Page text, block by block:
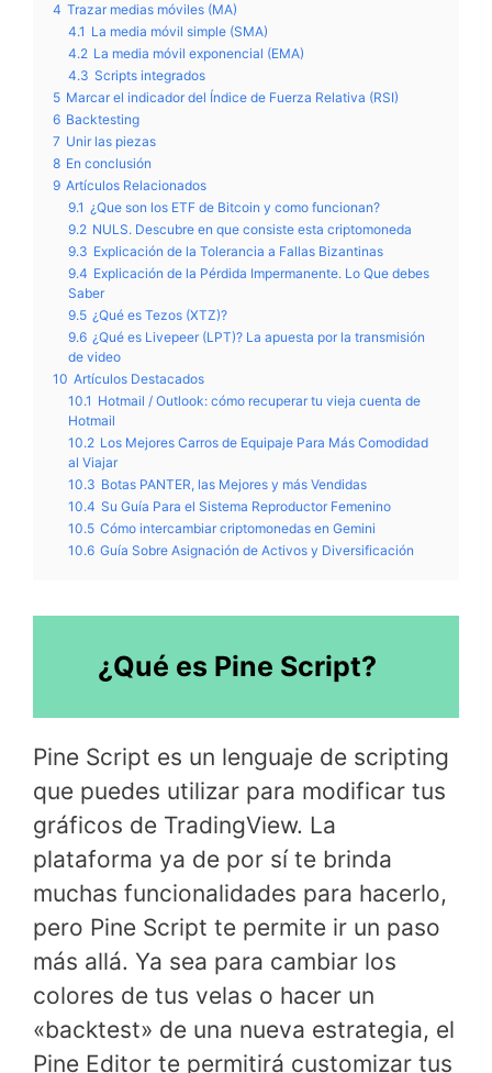
4 Trazar medias móviles (MA)
4.1 La media móvil simple (SMA)
4.2 La media móvil exponencial (EMA)
4.3 Scripts integrados
5 Marcar el indicador del Índice de Fuerza Relativa (RSI)
6 Backtesting
7 Unir las piezas
8 En conclusión
9 Artículos Relacionados
9.1 ¿Que son los ETF de Bitcoin y como funcionan?
9.2 NULS. Descubre en que consiste esta criptomoneda
9.3 Explicación de la Tolerancia a Fallas Bizantinas
9.4 Explicación de la Pérdida Impermanente. Lo Que debes
Saber
9.5 ¿Qué es Tezos (XTZ)?
9.6 ¿Qué es Livepeer (LPT)? La apuesta por la transmisión
de video
10 Artículos Destacados
10.1 Hotmail / Outlook: cómo recuperar tu vieja cuenta de
Hotmail
10.2 Los Mejores Carros de Equipaje Para Más Comodidad
al Viajar
10.3 Botas PANTER, las Mejores y más Vendidas
10.4 Su Guía Para el Sistema Reproductor Femenino
10.5 Cómo intercambiar criptomonedas en Gemini
10.6 Guía Sobre Asignación de Activos y Diversificación
¿Qué es Pine Script?
Pine Script es un lenguaje de scripting
que puedes utilizar para modificar tus
gráficos de TradingView. La
plataforma ya de por sí te brinda
muchas funcionalidades para hacerlo,
pero Pine Script te permite ir un paso
más allá. Ya sea para cambiar los
colores de tus velas o hacer un
«backtest» de una nueva estrategia, el
Pine Editor te permitirá customizar tus